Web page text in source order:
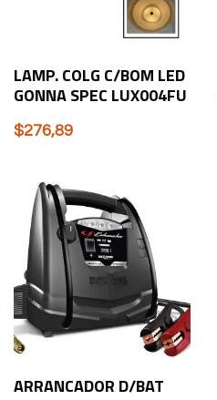
LAMP. COLG C/BOM LED
GONNA SPEC LUX004FU
$276,89
ARRANCADOR D/BAT